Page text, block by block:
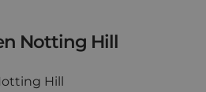
Notting Hill